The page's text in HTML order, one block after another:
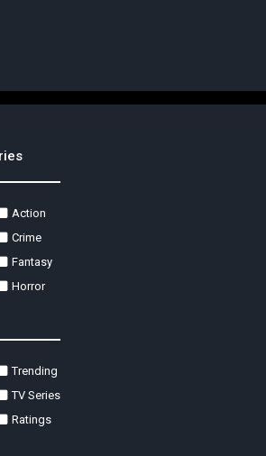
Action
Crime
Fantasy
Horror
Trending
TV Series
Ratings